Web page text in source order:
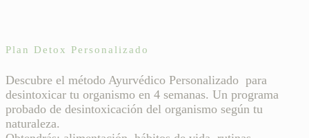
Plan Detox Personalizado
Descubre el método Ayurvédico Personalizado para
desintoxicar tu organismo en 4 semanas. Un programa
probado de desintoxicación del organismo según tu
naturaleza.